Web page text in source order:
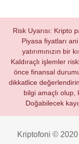
Risk Uyarısı: Kripto
Piyasa fiyatları
yatırımınızın bir
Kaldıraçlı işlemler
önce finansal
dikkatlice
bilgi amaçlı
Doğabilecek
Kriptofoni © 2020